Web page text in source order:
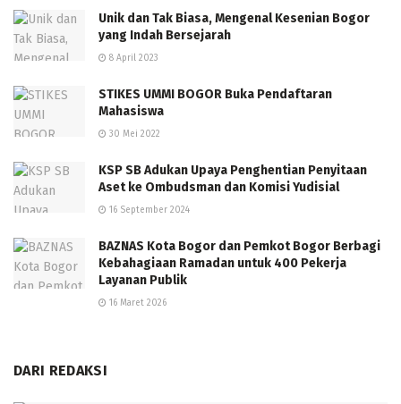
Unik dan Tak Biasa, Mengenal Kesenian Bogor
yang Indah Bersejarah
8 April 2023
STIKES UMMI BOGOR Buka Pendaftaran
Mahasiswa
30 Mei 2022
KSP SB Adukan Upaya Penghentian Penyitaan
Aset ke Ombudsman dan Komisi Yudisial
16 September 2024
BAZNAS Kota Bogor dan Pemkot Bogor Berbagi
Kebahagiaan Ramadan untuk 400 Pekerja
Layanan Publik
16 Maret 2026
DARI REDAKSI